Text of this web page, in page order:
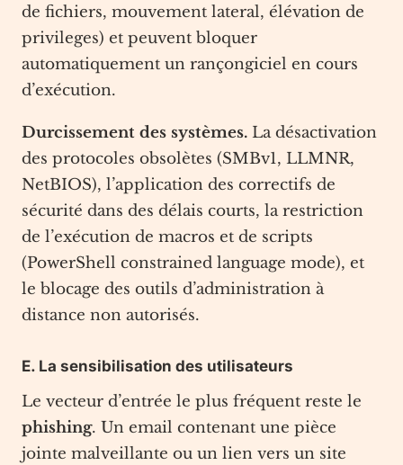
de fichiers, mouvement lateral, élévation de
privileges) et peuvent bloquer
automatiquement un rançongiciel en cours
d’exécution.
Durcissement des systèmes. La désactivation
des protocoles obsolètes (SMBv1, LLMNR,
NetBIOS), l’application des correctifs de
sécurité dans des délais courts, la restriction
de l’exécution de macros et de scripts
(PowerShell constrained language mode), et
le blocage des outils d’administration à
distance non autorisés.
E. La sensibilisation des utilisateurs
Le vecteur d’entrée le plus fréquent reste le
phishing. Un email contenant une pièce
jointe malveillante ou un lien vers un site